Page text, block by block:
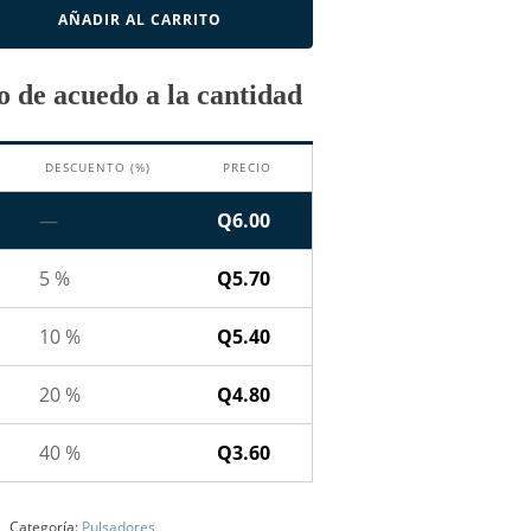
AÑADIR AL CARRITO
de acuedo a la cantidad
DESCUENTO (%) PRECIO
— Q6.00
5 % Q5.70
10 % Q5.40
20 % Q4.80
40 % Q3.60
Categoría: Pulsadores